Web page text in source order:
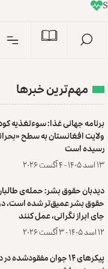
n
I
مهم‌ترین خبرها
ولایت افغانستان به سطح
رسیده است
۱۳ اسد ۱۴۰۵ - ۴ آگست ۲۰۲۶
دیدبان حقوق بشر: حمله‌ی
حقوق بشر عمیق‌تر شده است،
جای ابراز نگرانی، عمل کنند
۱۲ اسد ۱۴۰۵ - ۳ آگست ۲۰۲۶
پیکرهای ۱۴ جوان